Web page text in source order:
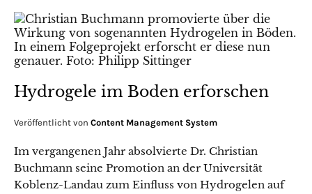
Hydrogele im Boden erforschen
Veröffentlicht von Content Management System
Im vergangenen Jahr absolvierte Dr. Christian
Buchmann seine Promotion an der Universität
Koblenz-Landau zum Einfluss von Hydrogelen auf